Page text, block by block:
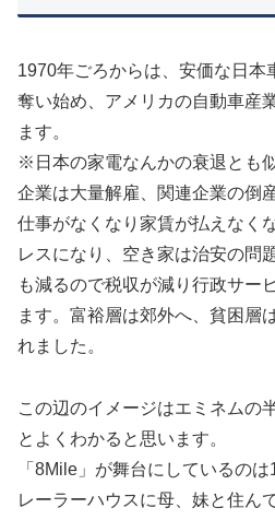
1970年ごろからは、安価な日本
奪い始め、アメリカの自動車産
ます。
※日本の家電なんかの衰退とも
企業は大量解雇、関連企業の倒
仕事がなくなり家賃が払えなく
レスになり、空き家は治安の問
も減るので税収が減り行政サー
ます。富裕層は郊外へ、貧困層
れました。
この辺のイメージはエミネムの
とよくわかると思います。
「8Mile」が舞台にしているの
レーラーハウスに母、妹と住ん